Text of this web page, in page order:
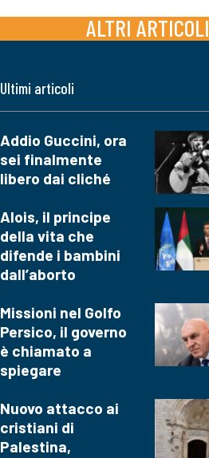
ALTRI ARTICOLI
Ultimi articoli
Addio Guccini, ora
sei finalmente
libero dai cliché
Alois, il principe
della vita che
difende i bambini
dall’aborto
Missioni nel Golfo
Persico, il governo
è chiamato a
spiegare
Nuovo attacco ai
cristiani di
Palestina,